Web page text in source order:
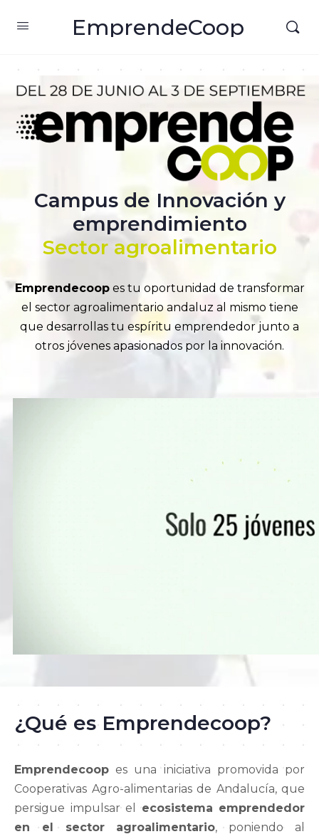
EmprendeCoop
Campus de Innovación y
emprendimiento
Sector agroalimentario
Emprendecoopes tu oportunidad de transformar
el sector agroalimentario andaluz al mismo tiene
que desarrollas tu espíritu emprendedor junto a
otros jóvenes apasionados por la innovación.
¿Qué es Emprendecoop?
Emprendecoop es una iniciativa promovida por
Cooperativas Agro-alimentarias de Andalucía, que
persigue impulsar elecosistema emprendedor
en el sector agroalimentario, poniendo al